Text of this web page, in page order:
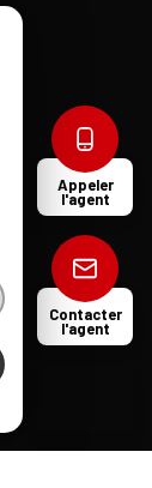
Appeler
l'agent
Contacter
l'agent